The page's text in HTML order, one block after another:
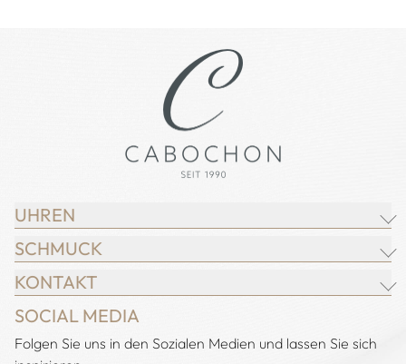
UHREN
BREITLING
CHOPARD
IWC SCHAFFHAUSEN
JACOB & CO.
SCHMUCK
JUWELIER CABOCHON
CHOPARD
DEMEGLIO
KONTAKT
Adresse:
Juwelier Cabochon
SOCIAL MEDIA
Folgen Sie uns in den Sozialen Medien und lassen Sie sich